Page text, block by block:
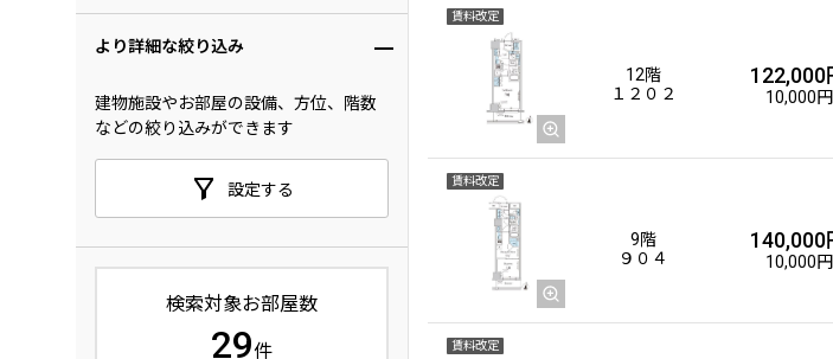
より詳細な絞り込み
建物施設やお部屋の設備、方位、階数
などの絞り込みができます
設定する
検索対象お部屋数
29件
賃料改定
12階
１２０２
122,000
10,000円
賃料改定
9階
９０４
140,000
10,000円
賃料改定